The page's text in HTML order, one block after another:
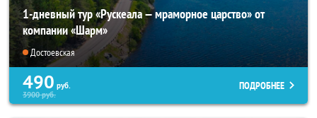
1-дневный тур «Рускеала — мраморное царство» от
компании «Шарм»
Достоевская
490 руб.
3900руб.
ПОДРОБНЕЕ